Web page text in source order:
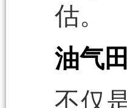
估。
油气
不仅